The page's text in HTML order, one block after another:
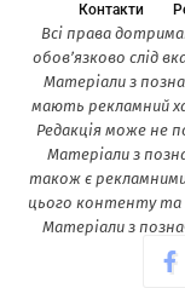
Контакти
Всі права
обов’язково слід
Матеріали з
мають рекламний
Редакція може не
Матеріали з
також є
цього контенту та
Матеріали з